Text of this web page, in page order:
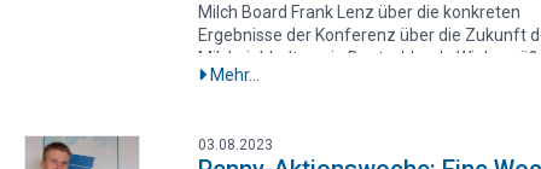
Milch Board Frank Lenz über die konkreten
Ergebnisse der Konferenz über die Zukunft
Milchviehhaltung in Deutschland: „Wir
dass die Staatssekretärinnen Silvia Bender
Maßnahmenpaket auch Art. 148 GMO
Mehr...
03.08.2023